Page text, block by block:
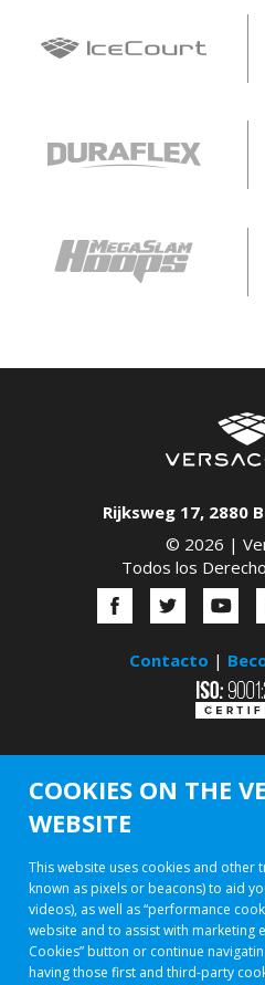
Rijksweg 17, 2880
© 2026 |
Todos los
Contacto |
COOKIES ON THE
WEBSITE
This website uses cookies and other
known as pixels or beacons) to aid
videos), as well as “performance
website and to assist with marketing
Cookies” button or continue
having those first and third-party